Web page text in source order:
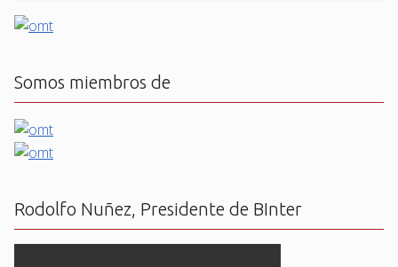
Somos miembros de
Rodolfo Nuñez, Presidente de BInter